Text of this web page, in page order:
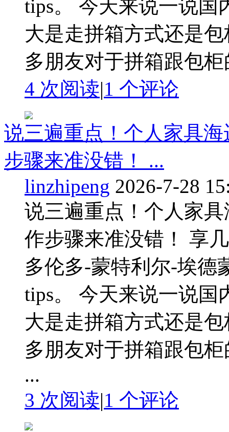
tips。 今天来说一说国
大是走拼箱方式还是
多朋友对于拼箱跟包
4 次阅读|1 个评论
说三遍重点！个人家具
步骤来准没错！ ...
linzhipeng 2026-7-28
说三遍重点！个人家
作步骤来准没错！ 享
多伦多-蒙特利尔-埃德
tips。 今天来说一说国
大是走拼箱方式还是
多朋友对于拼箱跟包
...
3 次阅读|1 个评论